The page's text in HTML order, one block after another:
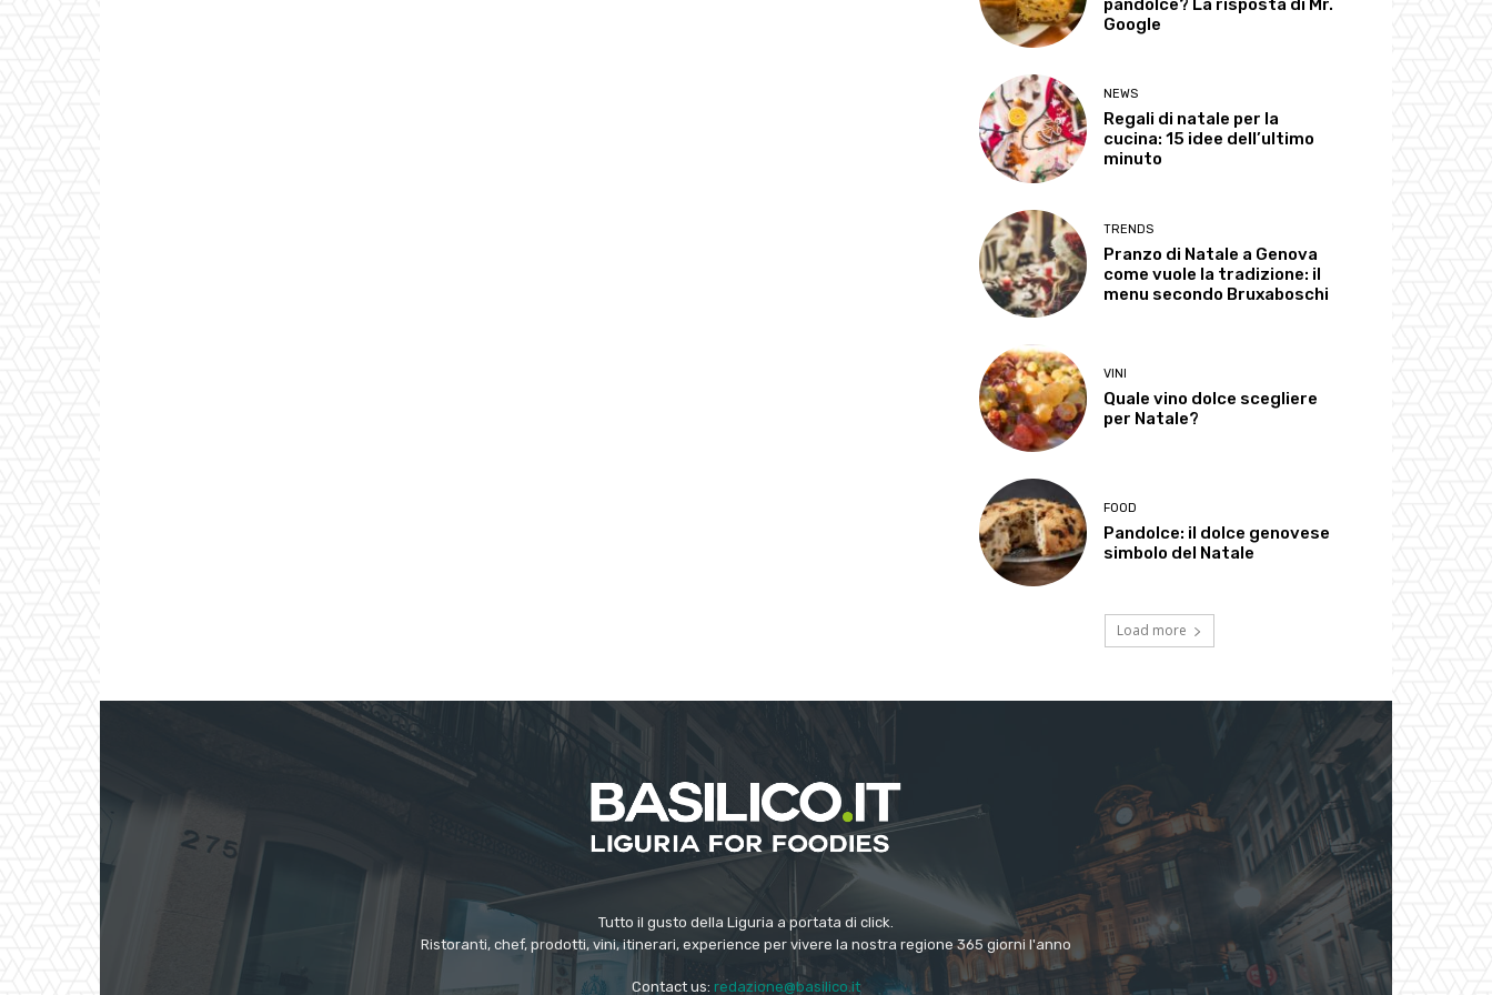
pandolce? La risposta di Mr.
Google
NEWS
Regali di natale per la
cucina: 15 idee dell’ultimo
minuto
TRENDS
Pranzo di Natale a Genova
come vuole la tradizione: il
menu secondo Bruxaboschi
VINI
Quale vino dolce scegliere
per Natale?
FOOD
Pandolce: il dolce genovese
simbolo del Natale
Load more
Tutto il gusto della Liguria a portata di click.
Ristoranti, chef, prodotti, vini, itinerari, experience per vivere la nostra regione 365 giorni l'anno
Contact us: redazione@basilico.it